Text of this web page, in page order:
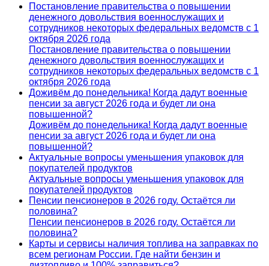
Постановление правительства о повышении
денежного довольствия военнослужащих и
сотрудников некоторых федеральных ведомств с 1
октября 2026 года
Постановление правительства о повышении
денежного довольствия военнослужащих и
сотрудников некоторых федеральных ведомств с 1
октября 2026 года
Доживём до понедельника! Когда дадут военные
пенсии за август 2026 года и будет ли она
повышенной?
Доживём до понедельника! Когда дадут военные
пенсии за август 2026 года и будет ли она
повышенной?
Актуальные вопросы уменьшения упаковок для
покупателей продуктов
Актуальные вопросы уменьшения упаковок для
покупателей продуктов
Пенсии пенсионеров в 2026 году. Остаётся ли
половина?
Пенсии пенсионеров в 2026 году. Остаётся ли
половина?
Карты и сервисы наличия топлива на заправках по
всем регионам России. Где найти бензин и